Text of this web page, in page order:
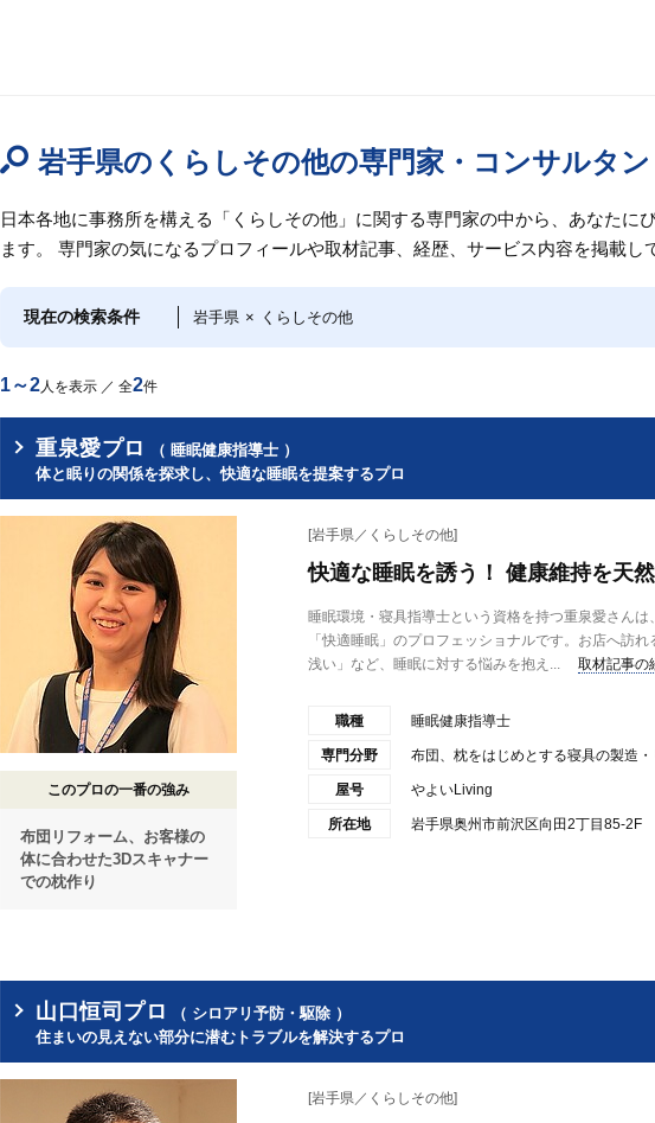
岩手県のくらしその他の専門家・コンサルタン
日本各地に事務所を構える「くらしその他」に関する専門家の中から、あなたに
ます。 専門家の気になるプロフィールや取材記事、経歴、サービス内容を掲載し
現在の検索条件 岩手県 × くらしその他
1～2人を表示 ／ 全2件
重泉愛プロ
（ 睡眠健康指導士 ）
体と眠りの関係を探求し、快適な睡眠を提案するプロ
このプロの一番の強み
布団リフォーム、お客様の
体に合わせた3Dスキャナー
での枕作り
[岩手県／くらしその他]
快適な睡眠を誘う！ 健康維持を天
睡眠環境・寝具指導士という資格を持つ重泉愛さん
「快適睡眠」のプロフェッショナルです。お店へ訪
浅い」など、睡眠に対する悩みを抱え...
取材記事
職種 睡眠健康指導士
専門分野 布団、枕をはじめとする寝具の製造
屋号 やよいLiving
所在地 岩手県奥州市前沢区向田2丁目85-2F
山口恒司プロ
（ シロアリ予防・駆除 ）
住まいの見えない部分に潜むトラブルを解決するプロ
[岩手県／くらしその他]